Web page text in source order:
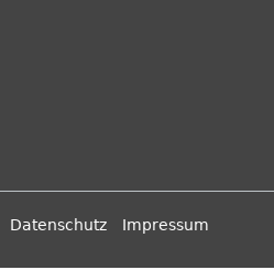
Datenschutz Impressum